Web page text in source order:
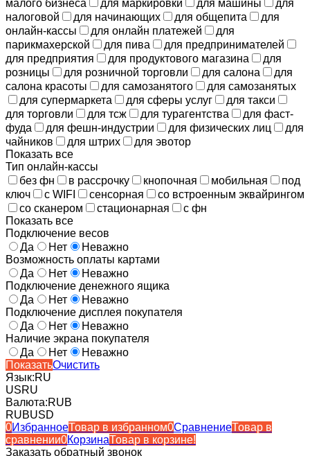
малого бизнеса
для маркировки для машины
для
налоговой
для начинающих для общепита
для
онлайн-кассы
для онлайн платежей
для
парикмахерской
для пива
для предпринимателей
для предприятия
для продуктового магазина
для
розницы
для розничной торговли для салона
для
салона красоты
для самозанятого
для самозанятых
для супермаркета
для сферы услуг
для такси
для торговли
для тсж для турагентства
для фаст-
фуда
для фешн-индустрии для физических лиц
для
чайников
для штрих
для эвотор
Показать все
Тип онлайн-кассы
без фн
в рассрочку кнопочная мобильная
под
ключ
с WIFI сенсорная
со встроенным эквайрингом
со сканером
стационарная
с фн
Показать все
Подключение весов
Да
Нет
Неважно
Возможность оплаты картами
Да
Нет
Неважно
Подключение денежного ящика
Да
Нет
Неважно
Подключение дисплея покупателя
Да
Нет
Неважно
Наличие экрана покупателя
Да
Нет
Неважно
ПоказатьОчистить
Язык:RU
USRU
Валюта:RUB
RUBUSD
0ИзбранноеТовар в избранном0СравнениеТовар в
сравнении0КорзинаТовар в корзине!
Заказать обратный звонок